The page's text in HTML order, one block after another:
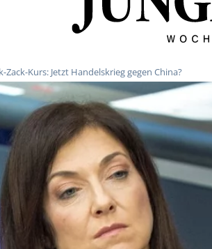
Zack-Kurs: Jetzt Handelskrieg gegen China?